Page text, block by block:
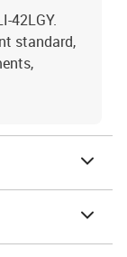
42LGY.
standard,